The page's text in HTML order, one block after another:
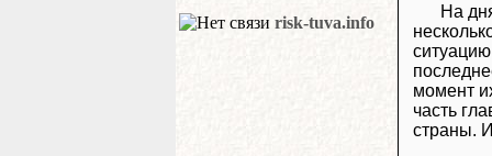
risk-tuva.info
На
момент
часть
страны.